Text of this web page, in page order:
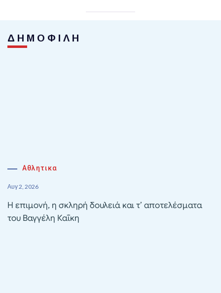
ΔΗΜΟΦΙΛΗ
Αθλητικα
Αυγ 2, 2026
Η επιμονή, η σκληρή δουλειά και τ’ αποτελέσματα
του Βαγγέλη Καΐκη